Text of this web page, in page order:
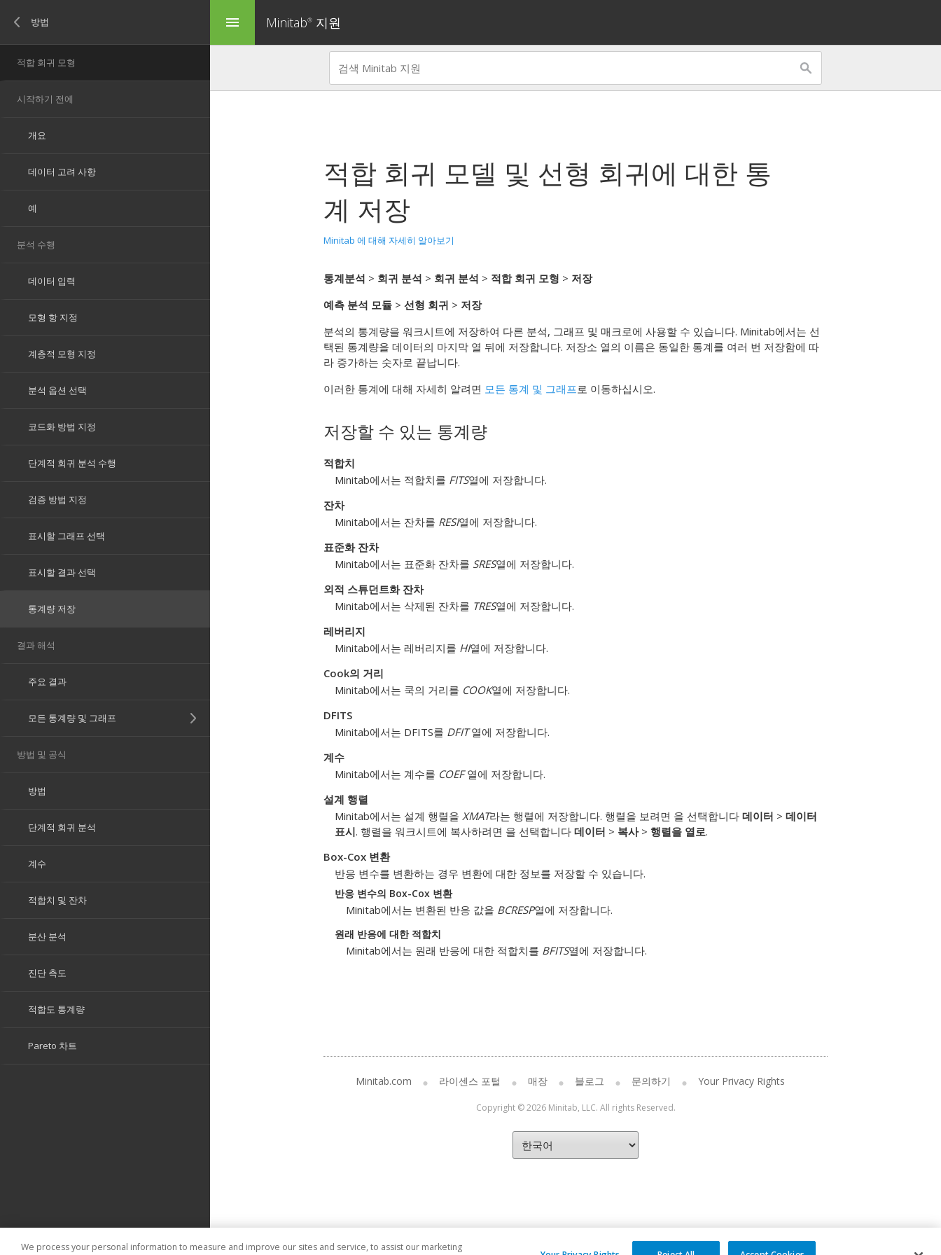
menu Minitab® 지원
적합 회귀 모델 및 선형 회귀에 대한 통
계 저장
Minitab 에 대해 자세히 알아보기
통계분석 > 회귀 분석 > 회귀 분석 > 적합 회귀 모형 > 저장
예측 분석 모듈 > 선형 회귀 > 저장
분석의 통계량을 워크시트에 저장하여 다른 분석, 그래프 및 매크로에 사용할 수 있습니다. Minitab에서는 선
택된 통계량을 데이터의 마지막 열 뒤에 저장합니다. 저장소 열의 이름은 동일한 통계를 여러 번 저장함에 따
라 증가하는 숫자로 끝납니다.
이러한 통계에 대해 자세히 알려면 모든 통계 및 그래프로 이동하십시오.
저장할 수 있는 통계량
적합치
Minitab에서는 적합치를 FITS열에 저장합니다.
잔차
Minitab에서는 잔차를 RESI열에 저장합니다.
표준화 잔차
Minitab에서는 표준화 잔차를 SRES열에 저장합니다.
외적 스튜던트화 잔차
Minitab에서는 삭제된 잔차를 TRES열에 저장합니다.
레버리지
Minitab에서는 레버리지를 HI열에 저장합니다.
Cook의 거리
Minitab에서는 쿡의 거리를 COOK열에 저장합니다.
DFITS
Minitab에서는 DFITS를 DFIT열에 저장합니다.
계수
Minitab에서는 계수를 COEF열에 저장합니다.
설계 행렬
Minitab에서는 설계 행렬을 XMAT라는 행렬에 저장합니다. 행렬을 보려면 을 선택합니다 데이터 > 데이터
표시. 행렬을 워크시트에 복사하려면 을 선택합니다 데이터 > 복사> 행렬을 열로.
Box-Cox 변환
반응 변수를 변환하는 경우 변환에 대한 정보를 저장할 수 있습니다.
반응 변수의 Box-Cox 변환
Minitab에서는 변환된 반응 값을 BCRESP열에 저장합니다.
원래 반응에 대한 적합치
Minitab에서는 원래 반응에 대한 적합치를 BFITS열에 저장합니다.
Minitab.com 라이센스 포털 매장 블로그 문의하기 Your Privacy Rights
Copyright © 2026 Minitab, LLC. All rights Reserved.
We process your personal information to measure and improve our sites and service, to assist our marketing